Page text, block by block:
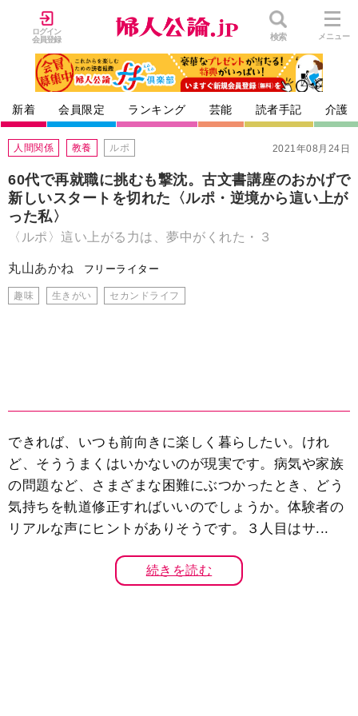
ログイン
会員登録
検索 メニュー
新着 会員限定 ランキング 芸能 読者手記 介護
2021年08月24日
人間関係 教養 ルポ
60代で再就職に挑むも撃沈。古文書講座のおかげで
新しいスタートを切れた〈ルポ・逆境から這い上が
った私〉
〈ルポ〉這い上がる力は、夢中がくれた・３
丸山あかね フリーライター
趣味 生きがい セカンドライフ
できれば、いつも前向きに楽しく暮らしたい。けれ
ど、そううまくはいかないのが現実です。病気や家族
の問題など、さまざまな困難にぶつかったとき、どう
気持ちを軌道修正すればいいのでしょうか。体験者の
リアルな声にヒントがありそうです。３人目はサ...
続きを読む